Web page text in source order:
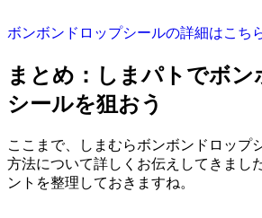
ボンボンドロップシールの詳細はこち
まとめ：しまパトでボ
シールを狙おう
ここまで、しまむらボンボンドロップ
方法について詳しくお伝えしてきまし
ントを整理しておきますね。